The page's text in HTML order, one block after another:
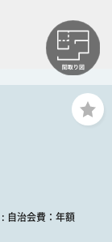
自治会費：年額